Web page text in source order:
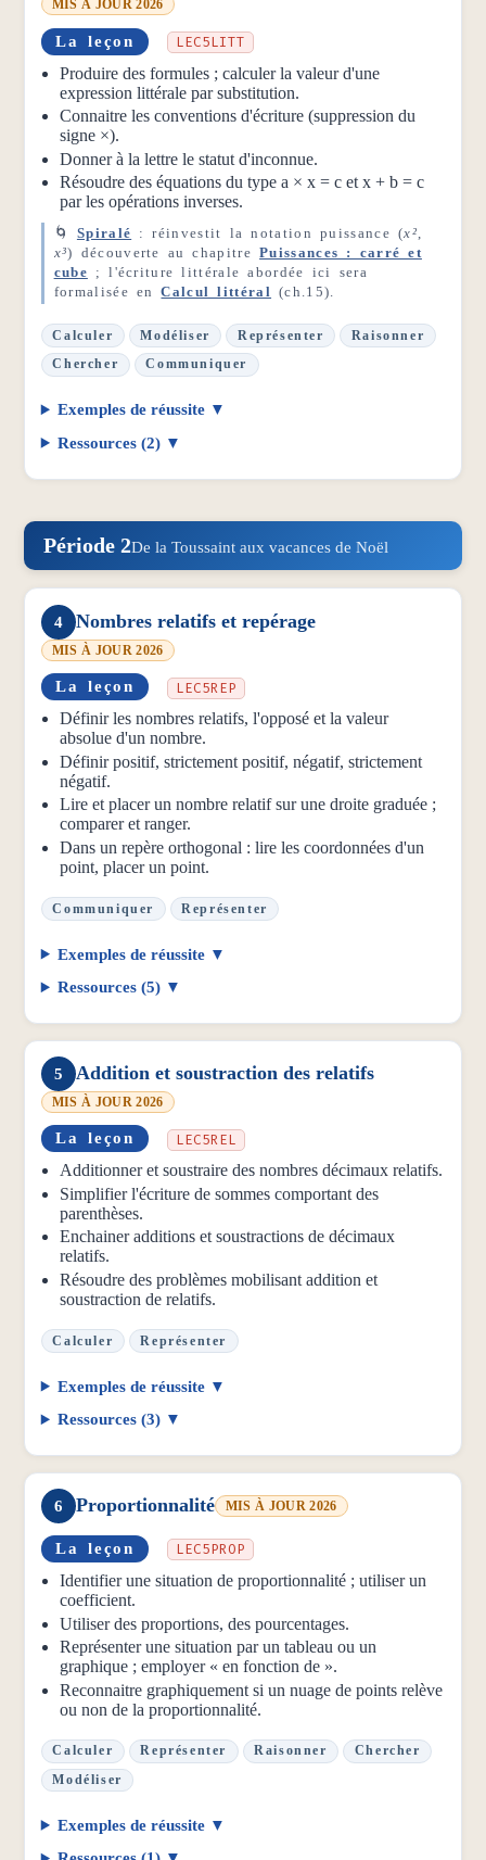
MIS À JOUR 2026
La leçon LEC5LITT
Produire des formules ; calculer la valeur d'une
expression littérale par substitution.
Connaitre les conventions d'écriture (suppression du
signe ×).
Donner à la lettre le statut d'inconnue.
Résoudre des équations du type a × x = c et x + b = c
par les opérations inverses.
🌀 Spiralé : réinvestit la notation puissance (x²,
x³) découverte au chapitrePuissances : carré et
cube ; l'écriture littérale abordée ici sera
formalisée enCalcul littéral (ch.15).
Calculer Modéliser Représenter
Raisonner
Chercher
Communiquer
Exemples de réussite
Ressources (2)
Période 2De la Toussaint aux vacances de Noël
4 Nombres relatifs et repérage
MIS À JOUR 2026
La leçon LEC5REP
Définir les nombres relatifs, l'opposé et la valeur
absolue d'un nombre.
Définir positif, strictement positif, négatif, strictement
négatif.
Lire et placer un nombre relatif sur une droite graduée ;
comparer et ranger.
Dans un repère orthogonal : lire les coordonnées d'un
point, placer un point.
Communiquer Représenter
Exemples de réussite
Ressources (5)
5 Addition et soustraction des relatifs
MIS À JOUR 2026
La leçon LEC5REL
Additionner et soustraire des nombres décimaux relatifs.
Simplifier l'écriture de sommes comportant des
parenthèses.
Enchainer additions et soustractions de décimaux
relatifs.
Résoudre des problèmes mobilisant addition et
soustraction de relatifs.
Calculer Représenter
Exemples de réussite
Ressources (3)
6 Proportionnalité MIS À JOUR 2026
La leçon LEC5PROP
Identifier une situation de proportionnalité ; utiliser un
coefficient.
Utiliser des proportions, des pourcentages.
Représenter une situation par un tableau ou un
graphique ; employer « en fonction de ».
Reconnaitre graphiquement si un nuage de points relève
ou non de la proportionnalité.
Calculer Représenter Raisonner
Chercher
Modéliser
Exemples de réussite